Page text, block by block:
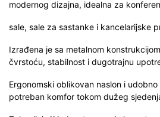
modernog dizajna, idealna za
sale, sale za sastanke i kancelarijske
Izrađena je sa metalnom
čvrstoću, stabilnost i dugotrajnu
Ergonomski oblikovan naslon i
potreban komfor tokom dužeg